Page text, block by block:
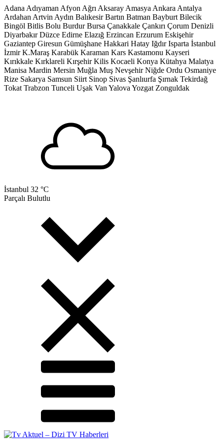
Adana Adıyaman Afyon Ağrı Aksaray Amasya Ankara Antalya
Ardahan Artvin Aydın Balıkesir Bartın Batman Bayburt Bilecik
Bingöl Bitlis Bolu Burdur Bursa Çanakkale Çankırı Çorum Denizli
Diyarbakır Düzce Edirne Elazığ Erzincan Erzurum Eskişehir
Gaziantep Giresun Gümüşhane Hakkari Hatay Iğdır Isparta İstanbul
İzmir K.Maraş Karabük Karaman Kars Kastamonu Kayseri
Kırıkkale Kırklareli Kırşehir Kilis Kocaeli Konya Kütahya Malatya
Manisa Mardin Mersin Muğla Muş Nevşehir Niğde Ordu Osmaniye
Rize Sakarya Samsun Siirt Sinop Sivas Şanlıurfa Şırnak Tekirdağ
Tokat Trabzon Tunceli Uşak Van Yalova Yozgat Zonguldak
İstanbul 32 °C
Parçalı Bulutlu